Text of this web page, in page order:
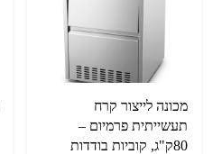
מכונה לייצור קרח
תעשייתית פרמיום –
80ק"ג, קוביות בודדות